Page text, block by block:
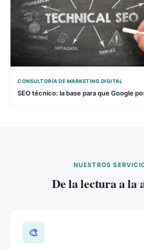
CONSULTORÍA DE MARKETING DIGITAL
SEO técnico: la base para que Google
NUESTROS
De la lectura a la
🎨